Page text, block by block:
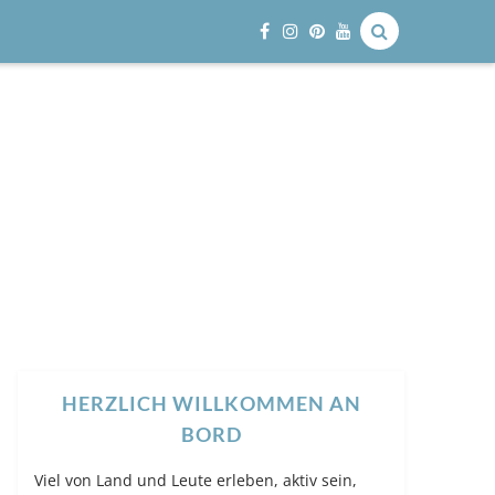
HERZLICH WILLKOMMEN AN
BORD
Viel von Land und Leute erleben, aktiv sein,